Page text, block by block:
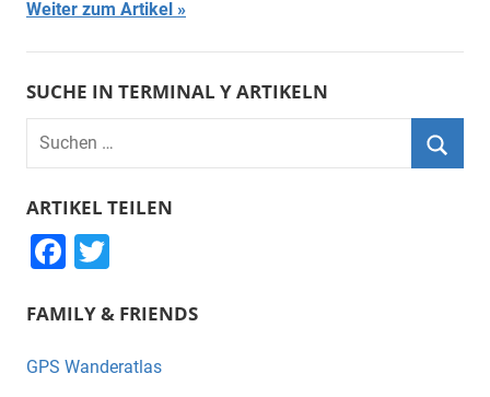
Weiter zum Artikel
SUCHE IN TERMINAL Y ARTIKELN
Suchen
ARTIKEL TEILEN
F
c
e
tt
er
FAMILY & FRIENDS
GPS Wanderatlas